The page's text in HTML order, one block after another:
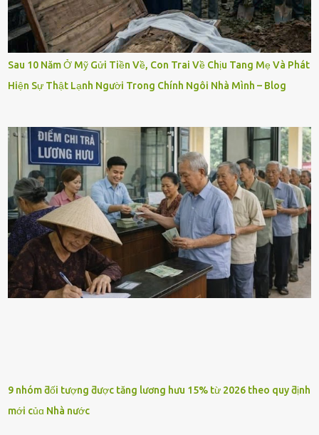
Sau 10 Năm Ở Mỹ Gửi Tiền Về, Con Trai Về Chịu Tang Mẹ Và Phát
Hiện Sự Thật Lạnh Người Trong Chính Ngôi Nhà Mình – Blog
9 nhóm ƌối tượng ƌược tăng lương hưu 15% từ 2026 theo quy ƌịnh
mới củɑ Nhà nước